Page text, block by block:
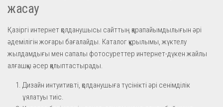
жасау
Қазіргі интернет қолданушысы сайттың қарапайымдылығын әрі
әдемілігін жоғары бағалайды. Каталог құрылымы, жүктелу
жылдамдығы мен сапалы фотосуреттер интернет-дүкен жайлы
алғашқы әсер қалыптастырады.
Дизайн интуитивті, қолданушыға түсінікті әрі сенімділік
ұялатуы тиіс.